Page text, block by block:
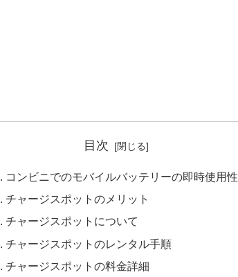
目次
コンビニでのモバイルバッテリーの即時使用性
チャージスポットのメリット
チャージスポットについて
チャージスポットのレンタル手順
チャージスポットの料金詳細